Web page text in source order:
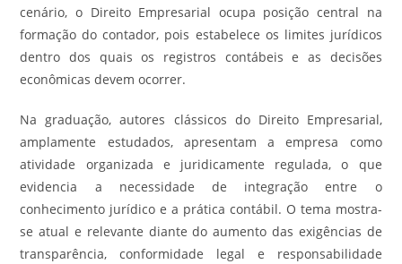
cenário, o Direito Empresarial ocupa posição central na
formação do contador, pois estabelece os limites jurídicos
dentro dos quais os registros contábeis e as decisões
econômicas devem ocorrer.
Na graduação, autores clássicos do Direito Empresarial,
amplamente estudados, apresentam a empresa como
atividade organizada e juridicamente regulada, o que
evidencia a necessidade de integração entre o
conhecimento jurídico e a prática contábil. O tema mostra-
se atual e relevante diante do aumento das exigências de
transparência, conformidade legal e responsabilidade